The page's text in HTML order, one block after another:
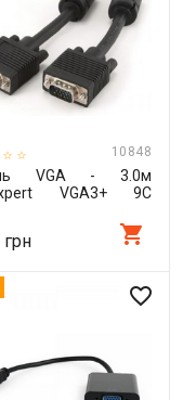
10848
VGA - 3.0м
VGA3+ 9C
феритами, 3м / CC-
10-B
грн shopping_cart
favorite_border